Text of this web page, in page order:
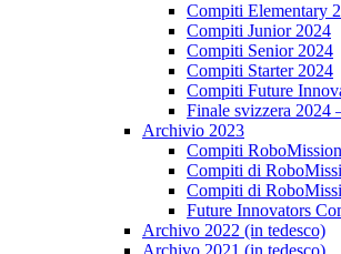
Compiti Elementary
Compiti Junior 2024
Compiti Senior 2024
Compiti Starter 2024
Compiti Future
Finale svizzera 2024
Archivio 2023
Compiti
Compiti di
Compiti di
Future Innovators
Archivo 2022 (in tedesco)
Archivo 2021 (in tedesco)